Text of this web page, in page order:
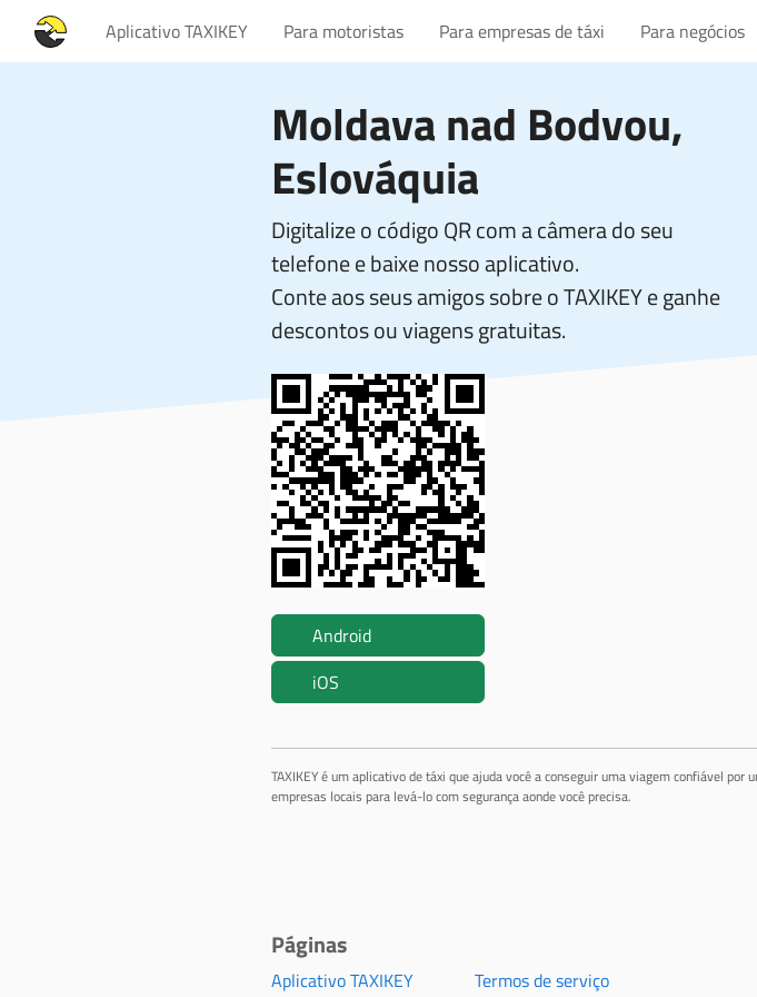
Aplicativo TAXIKEY Para motoristas Para empresas de táxi Para negócios
Moldava nad Bodvou,
Eslováquia
Digitalize o código QR com a câmera do seu
telefone e baixe nosso aplicativo.
Conte aos seus amigos sobre o TAXIKEY e ganhe
descontos ou viagens gratuitas.
Android
iOS
TAXIKEY é um aplicativo de táxi que ajuda você a conseguir uma viagem confiável
empresas locais para levá-lo com segurança aonde você precisa.
Páginas
Aplicativo TAXIKEY
Termos de serviço